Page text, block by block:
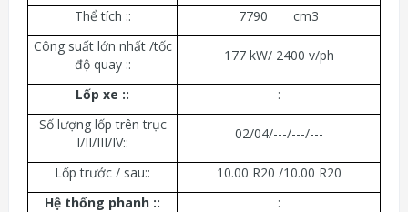
Thể tích ::
7790 cm3
Công suất lớn nhất /tốc
độ quay ::
177 kW/ 2400 v/ph
Lốp xe ::
:
Số lượng lốp trên trục
I/II/III/IV::
02/04/---/---/---
Lốp trước / sau::
10.00 R20 /10.00 R20
Hệ thống phanh ::
: